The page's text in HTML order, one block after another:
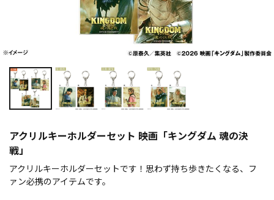
アクリルキーホルダーセット 映画「キングダム 魂の決
戦」
アクリルキーホルダーセットです！思わず持ち歩きたくなる、フ
ァン必携のアイテムです。